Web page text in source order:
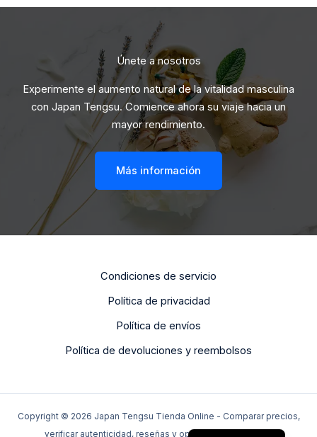
Únete a nosotros
Experimente el aumento natural de la vitalidad masculina
con Japan Tengsu. Comience ahora su viaje hacia un
mayor rendimiento.
Más información
Condiciones de servicio
Política de privacidad
Política de envíos
Política de devoluciones y reembolsos
Copyright © 2026 Japan Tengsu Tienda Online - Comparar precios,
verificar autenticidad, reseñas y opciones de entrega -
English
Italian